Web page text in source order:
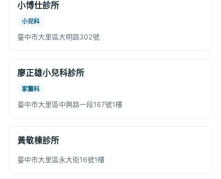
小博仕診所
小兒科
臺中市大里區大明路302號
廖正雄小兒科診所
家醫科
臺中市大里區中興路一段167號1樓
黃敬棟診所
臺中市大里區永大街16號1樓